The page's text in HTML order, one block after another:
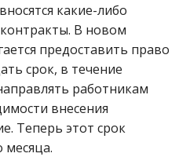
какие-либо
В новом
предоставить право
срок, в течение
работникам
внесения
Теперь этот срок
месяца.